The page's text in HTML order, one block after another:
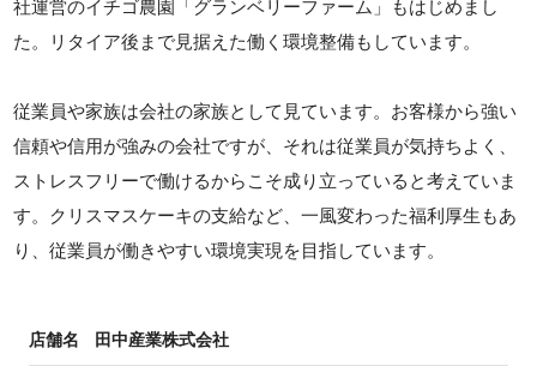
社運営のイチゴ農園「グランベリーファーム」もはじめまし
た。リタイア後まで見据えた働く環境整備もしています。
従業員や家族は会社の家族として見ています。お客様から強い
信頼や信用が強みの会社ですが、それは従業員が気持ちよく、
ストレスフリーで働けるからこそ成り立っていると考えていま
す。クリスマスケーキの支給など、一風変わった福利厚生もあ
り、従業員が働きやすい環境実現を目指しています。
店舗名 田中産業株式会社